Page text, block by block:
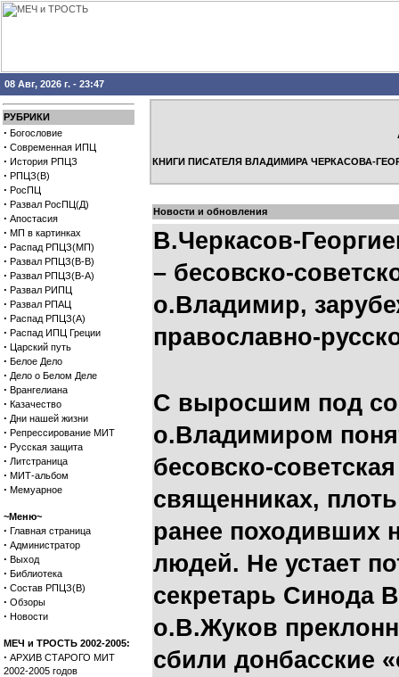
08 Авг, 2026 г. - 23:47
РУБРИКИ
· Богословие
· Современная ИПЦ
· История РПЦЗ
· РПЦЗ(В)
· РосПЦ
· Развал РосПЦ(Д)
· Апостасия
· МП в картинках
· Распад РПЦЗ(МП)
· Развал РПЦЗ(В-В)
· Развал РПЦЗ(В-А)
· Развал РИПЦ
· Развал РПАЦ
· Распад РПЦЗ(А)
· Распад ИПЦ Греции
· Царский путь
· Белое Дело
· Дело о Белом Деле
· Врангелиана
· Казачество
· Дни нашей жизни
· Репрессирование МИТ
· Русская защита
· Литстраница
· МИТ-альбом
· Мемуарное
~Меню~
· Главная страница
· Администратор
· Выход
· Библиотека
· Состав РПЦЗ(В)
· Обзоры
· Новости
МЕЧ и ТРОСТЬ 2002-2005:
· АРХИВ СТАРОГО МИТ
2002-2005 годов
КНИГИ ПИСАТЕЛЯ ВЛАДИМИРА ЧЕРКАСОВА-
Новости и обновления
В.Черкасов-
– бесовско-
о.Владимир,
православно-
С выросшим под
о.Владимиром
бесовско-
священниках,
ранее походивших
людей. Не устает
секретарь Синода
о.В.Жуков
сбили донбасские